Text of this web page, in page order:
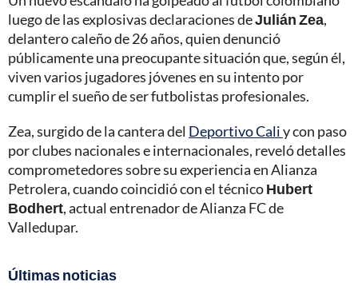
luego de las explosivas declaraciones deJulián Zea,
delantero caleño de 26 años, quien denunció
públicamente una preocupante situación que, según él,
viven varios jugadores jóvenes en su intento por
cumplir el sueño de ser futbolistas profesionales.
Zea, surgido de la cantera del Deportivo Caliy con paso
por clubes nacionales e internacionales, reveló detalles
comprometedores sobre su experiencia en Alianza
Petrolera, cuando coincidió con el técnicoHubert
Bodhert, actual entrenador de Alianza FC de
Valledupar.
Últimas noticias